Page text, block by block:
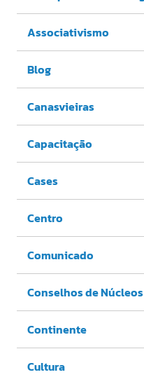
Associativismo
Blog
Canasvieiras
Capacitação
Cases
Centro
Comunicado
Conselhos de Núcleos
Continente
Cultura